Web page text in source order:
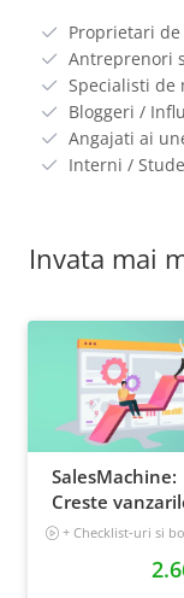
Proprietari
Antreprenori
Specialisti de
Bloggeri /
Angajati ai
Interni /
Invata mai
SalesMachine:
Creste
traficul de 3x,
+ Checklist-uri si